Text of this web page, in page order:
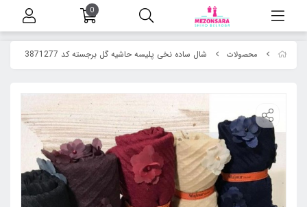
محصولات شال ساده نخی پلیسه حاشیه گل برجسته کد 3871277
0